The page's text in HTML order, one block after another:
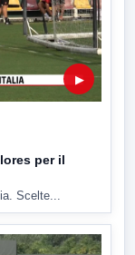
▶
per il
Scelte...